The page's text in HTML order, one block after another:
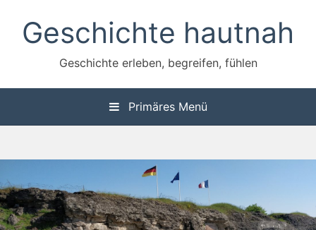
Inhalt
springenGeschichte hautnah
Geschichte erleben, begreifen, fühlen
Primäres Menü